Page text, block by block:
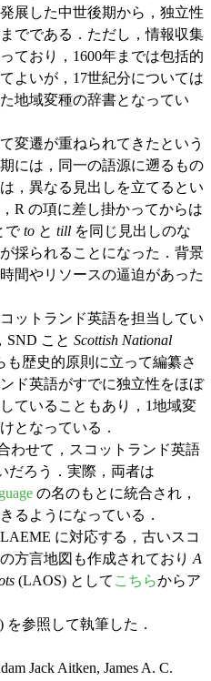
展した中世後期から，独立性
でである．ただし，情報収集
ており，1600年までは包括的
よいが，17世紀分については
地域変種の辞書となってい
変遷が重ねられてきたという
には，同一の語源に遡るもの
，異なる見出しを立てるとい
R の項に差し掛かってからは
でto と till を同じ見出しのな
採られることになった．背景
間やリソースの逼迫があった
ットランド英語を担当してい
SND こと Scottish National
も歴史的原則に立って編纂さ
ド英語がすでに独立性をほぼ
ていることもあり，1地域変
となっている．
わせて，スコットランド英語
だろう．実際，両者は
の名のもとに統合され，
るようになっている．
に対応する，古いスコ
方言地図も作成されておりA
(LAOS) として こちらからア
参照して執筆した．
Jack Aitken, James A. C.